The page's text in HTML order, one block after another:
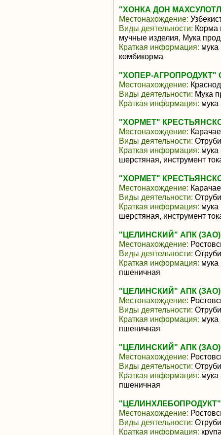
"ХОНКА ДОН
Местонахождение:
Виды деятельности: Корма
мучные изделия, Мука
Краткая информация:
комбикорма
"ХОПЕР-АГРОПРОДУКТ"
Местонахождение:
Виды деятельности: Мука
Краткая информация:
"ХОРМЕТ"
Местонахождение:
Виды деятельности:
Краткая информация:
шерстяная, инструмент
"ХОРМЕТ"
Местонахождение:
Виды деятельности:
Краткая информация:
шерстяная, инструмент
"ЦЕЛИНСКИЙ" АПК (ЗАО)
Местонахождение:
Виды деятельности:
Краткая информация: мука
пшеничная
"ЦЕЛИНСКИЙ" АПК (ЗАО)
Местонахождение:
Виды деятельности:
Краткая информация: мука
пшеничная
"ЦЕЛИНСКИЙ" АПК (ЗАО)
Местонахождение:
Виды деятельности:
Краткая информация: мука
пшеничная
Местонахождение:
Виды деятельности:
Краткая информация: